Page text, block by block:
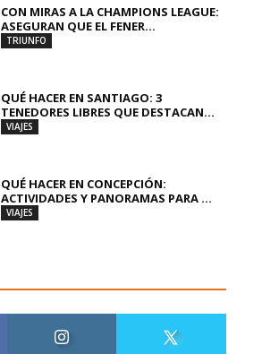
CON MIRAS A LA CHAMPIONS LEAGUE:
ASEGURAN QUE EL FENER...
TRIUNFO
QUÉ HACER EN SANTIAGO: 3
TENEDORES LIBRES QUE DESTACAN...
VIAJES
QUÉ HACER EN CONCEPCIÓN:
ACTIVIDADES Y PANORAMAS PARA ...
VIAJES